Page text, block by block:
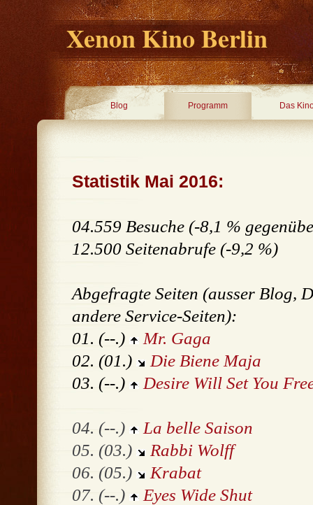
Xenon Kino Berlin
Blog Programm Das
Statistik Mai 2016:
04.559 Besuche (-8,1 %
12.500 Seitenabrufe (-9,2 %)
Abgefragte Seiten (ausser Blog,
andere Service-Seiten):
01. (--.)
Mr. Gaga
02. (01.)
Die Biene Maja
03. (--.)
Desire Will Set You
04. (--.)
La belle Saison
05. (03.)
Rabbi Wolff
06. (05.)
Krabat
07. (--.)
Eyes Wide Shut